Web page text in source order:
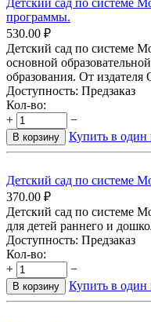
Детский сад по системе
программы.
530.00 ₽
Детский сад по системе
основной
образования. От издателя
Доступность: Предзаказ
Кол-во:
+
−
В корзину Купить в один
Детский сад по системе
370.00 ₽
Детский сад по системе
для детей раннего и
Доступность: Предзаказ
Кол-во:
+
−
В корзину Купить в один